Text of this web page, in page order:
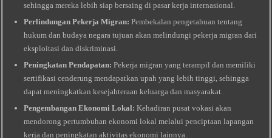
sehingga mereka lebih siap bersaing di pasar kerja internasional.
Perlindungan Pekerja Migran: Pembekalan pengetahuan tentang
hukum dan budaya negara tujuan akan melindungi pekerja migran dari
eksploitasi dan diskriminasi.
Peningkatan Pendapatan: Pekerja migran yang terampil dan memiliki
sertifikasi cenderung mendapatkan upah yang lebih tinggi, sehingga
dapat meningkatkan kesejahteraan keluarga dan masyarakat.
Pengembangan Ekonomi Lokal: Kehadiran pusat vokasi akan
mendorong pertumbuhan ekonomi lokal melalui penciptaan lapangan
kerja dan peningkatan aktivitas ekonomi lainnya.